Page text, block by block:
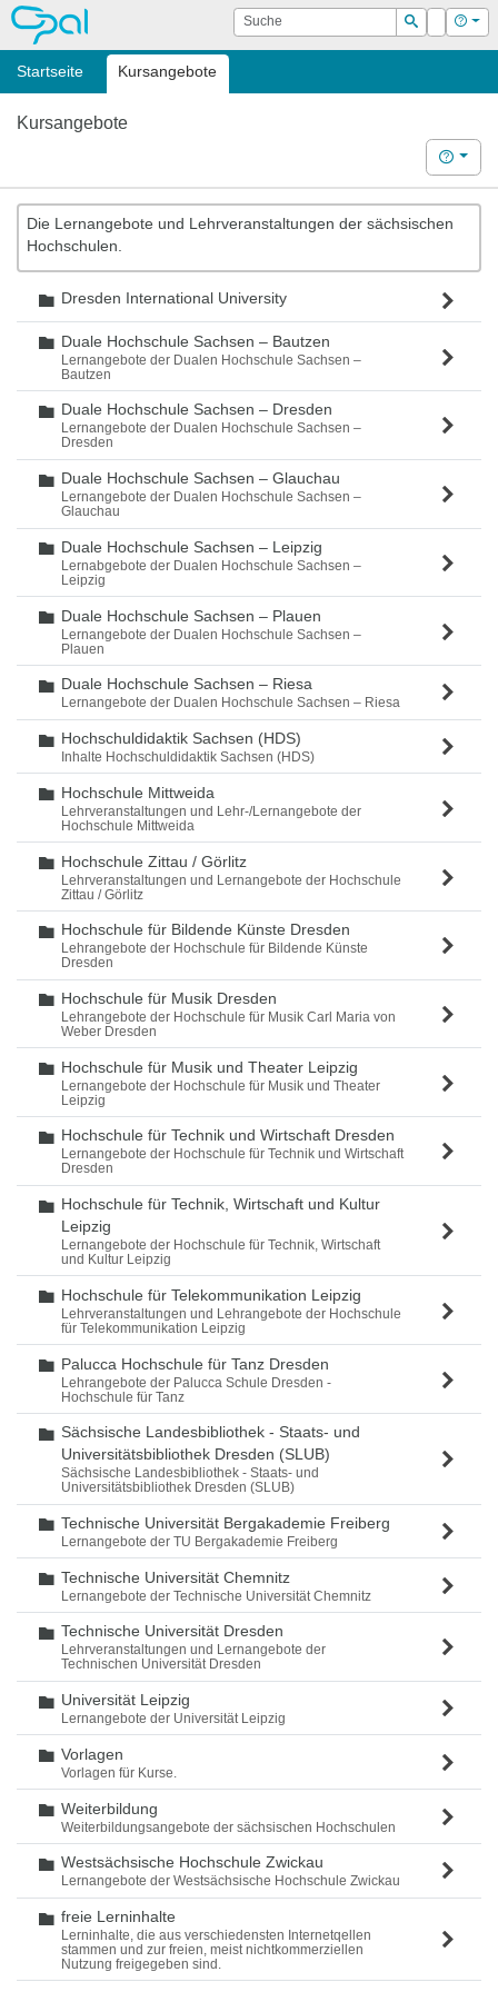
OPAL Suche
Suchen
Login Hilfe
Startseite Kursangebote
Kursangebote
Hilfe
Die Lernangebote und Lehrveranstaltungen der sächsischen
Hochschulen.
Ordner
Dresden International University
Ordner
Duale Hochschule Sachsen – Bautzen
Lernangebote der Dualen Hochschule Sachsen –
Bautzen
Ordner
Duale Hochschule Sachsen – Dresden
Lernangebote der Dualen Hochschule Sachsen –
Dresden
Ordner
Duale Hochschule Sachsen – Glauchau
Lernangebote der Dualen Hochschule Sachsen –
Glauchau
Ordner
Duale Hochschule Sachsen – Leipzig
Lernabgebote der Dualen Hochschule Sachsen –
Leipzig
Ordner
Duale Hochschule Sachsen – Plauen
Lernangebote der Dualen Hochschule Sachsen –
Plauen
Ordner
Duale Hochschule Sachsen – Riesa
Lernangebote der Dualen Hochschule Sachsen – Riesa
Ordner
Hochschuldidaktik Sachsen (HDS)
Inhalte Hochschuldidaktik Sachsen (HDS)
Ordner
Hochschule Mittweida
Lehrveranstaltungen und Lehr-/Lernangebote der
Hochschule Mittweida
Ordner
Hochschule Zittau / Görlitz
Lehrveranstaltungen und Lernangebote der Hochschule
Zittau / Görlitz
Ordner
Hochschule für Bildende Künste Dresden
Lehrangebote der Hochschule für Bildende Künste
Dresden
Ordner
Hochschule für Musik Dresden
Lehrangebote der Hochschule für Musik Carl Maria von
Weber Dresden
Ordner
Hochschule für Musik und Theater Leipzig
Lernangebote der Hochschule für Musik und Theater
Leipzig
Ordner
Hochschule für Technik und Wirtschaft Dresden
Lernangebote der Hochschule für Technik und Wirtschaft
Dresden
Ordner
Hochschule für Technik, Wirtschaft und Kultur
Leipzig
Lernangebote der Hochschule für Technik, Wirtschaft
und Kultur Leipzig
Ordner
Hochschule für Telekommunikation Leipzig
Lehrveranstaltungen und Lehrangebote der Hochschule
für Telekommunikation Leipzig
Ordner
Palucca Hochschule für Tanz Dresden
Lehrangebote der Palucca Schule Dresden -
Hochschule für Tanz
Ordner
Sächsische Landesbibliothek - Staats- und
Universitätsbibliothek Dresden (SLUB)
Sächsische Landesbibliothek - Staats- und
Universitätsbibliothek Dresden (SLUB)
Ordner
Technische Universität Bergakademie Freiberg
Lernangebote der TU Bergakademie Freiberg
Ordner
Technische Universität Chemnitz
Lernangebote der Technische Universität Chemnitz
Ordner
Technische Universität Dresden
Lehrveranstaltungen und Lernangebote der
Technischen Universität Dresden
Ordner
Universität Leipzig
Lernangebote der Universität Leipzig
Ordner
Vorlagen
Vorlagen für Kurse.
Ordner
Weiterbildung
Weiterbildungsangebote der sächsischen Hochschulen
Ordner
Westsächsische Hochschule Zwickau
Lernangebote der Westsächsische Hochschule Zwickau
Ordner
freie Lerninhalte
Lerninhalte, die aus verschiedensten Internetqellen
stammen und zur freien, meist nichtkommerziellen
Nutzung freigegeben sind.